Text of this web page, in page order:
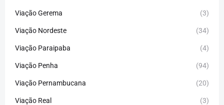
Viação Gerema (3)
Viação Nordeste (34)
Viação Paraipaba (4)
Viação Penha (94)
Viação Pernambucana (20)
Viação Real (3)